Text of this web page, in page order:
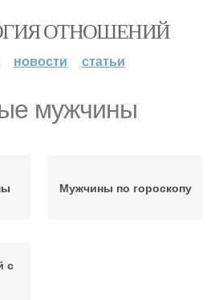
ОТНОШЕНИЙ
новости статьи
мужчины
Мужчины по гороскопу
с